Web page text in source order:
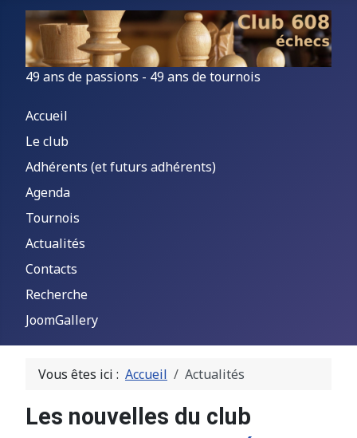
49 ans de passions - 49 ans de tournois
Accueil
Le club
Adhérents (et futurs adhérents)
Agenda
Tournois
Actualités
Contacts
Recherche
JoomGallery
Vous êtes ici : Accueil Actualités
Les nouvelles du club